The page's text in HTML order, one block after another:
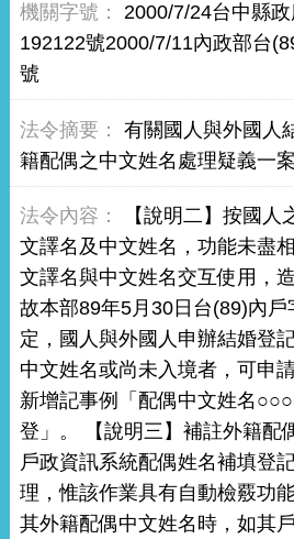
2000/7/24台中縣
192122號2000/7/11內政部台
號
有關國人與外國人
籍配偶之中文姓名處理疑義一案
【說明二】按國人
文譯名及中文姓名，功能未盡
文譯名與中文姓名交互使用，
故本部89年5月30日台(89)內
定，國人與外國人申辦結婚登
中文姓名或尚未入境者，可申
新增記事例「配偶中文姓名
登」。 【說明三】補註外籍配
戶政資訊系統配偶姓名補填登
理，惟該作業具有自動檢覈功
其外籍配偶中文姓名時，如其